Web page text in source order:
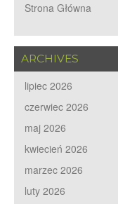
Strona Główna
ARCHIVES
lipiec 2026
czerwiec 2026
maj 2026
kwiecień 2026
marzec 2026
luty 2026